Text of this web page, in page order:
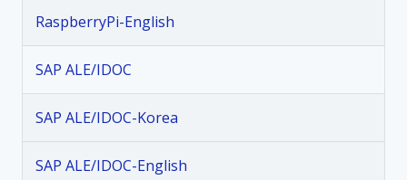
g
a
RaspberryPi-English
SAP ALE/IDOC
SAP ALE/IDOC-Korea
SAP ALE/IDOC-English